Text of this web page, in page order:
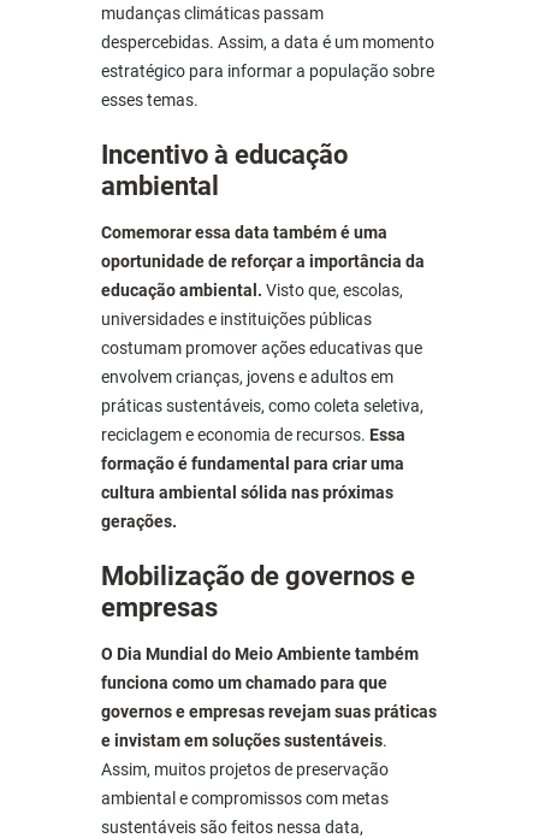
mudanças climáticas passam
despercebidas. Assim, a data é um momento
estratégico para informar a população sobre
esses temas.
Incentivo à educação
ambiental
Comemorar essa data também é uma
oportunidade de reforçar a importância da
educação ambiental. Visto que, escolas,
universidades e instituições públicas
costumam promover ações educativas que
envolvem crianças, jovens e adultos em
práticas sustentáveis, como coleta seletiva,
reciclagem e economia de recursos. Essa
formação é fundamental para criar uma
cultura ambiental sólida nas próximas
gerações.
Mobilização de governos e
empresas
O Dia Mundial do Meio Ambiente também
funciona como um chamado para que
governos e empresas revejam suas práticas
e invistam em soluções sustentáveis.
Assim, muitos projetos de preservação
ambiental e compromissos com metas
sustentáveis são feitos nessa data,